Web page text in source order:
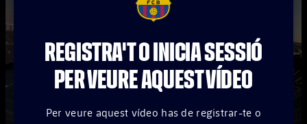
plusicon
més
plusicon
més
FCB Barcelona badge
REGISTRA'T O INICIA SESSIÓ
PER VEURE AQUEST VÍDEO
Per veure aquest vídeo has de registrar-te o